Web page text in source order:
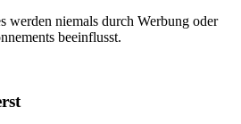
werden niemals durch Werbung oder
beeinflusst.